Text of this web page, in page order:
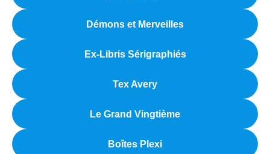
Démons et Merveilles
Ex-Libris Sérigraphiés
Tex Avery
Le Grand Vingtième
Boîtes Plexi